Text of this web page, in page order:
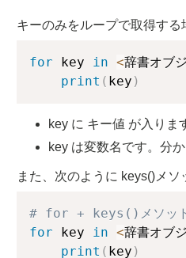
キーのみをループで取得する
for key in <辞書オブ
print ( key )
key に キー値 が入りま
key は変数名です。分
また、次のように keys()メソ
# for + keys()メソッ
for key in <辞書オブ
print ( key )